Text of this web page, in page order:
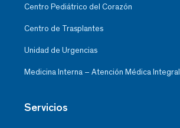
Centro Pediátrico del Corazón
Centro de Trasplantes
Unidad de Urgencias
Medicina Interna – Atención Médica Integral
Servicios